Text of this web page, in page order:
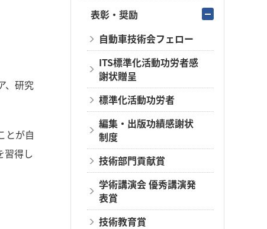
、研究
とが自
習得し
表彰・奨励
自動車技術会フェロー
ITS標準化活動功労者感
謝状贈呈
標準化活動功労者
編集・出版功績感謝状
制度
技術部門貢献賞
学術講演会 優秀講演発
表賞
技術教育賞